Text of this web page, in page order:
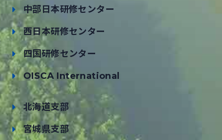
中部日本研修センター
西日本研修センター
四国研修センター
OISCA International
北海道支部
宮城県支部